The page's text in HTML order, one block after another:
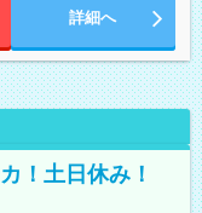
詳細へ
！土日休み！